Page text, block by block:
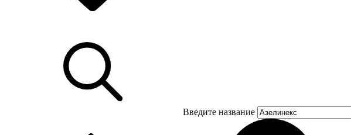
Введите название